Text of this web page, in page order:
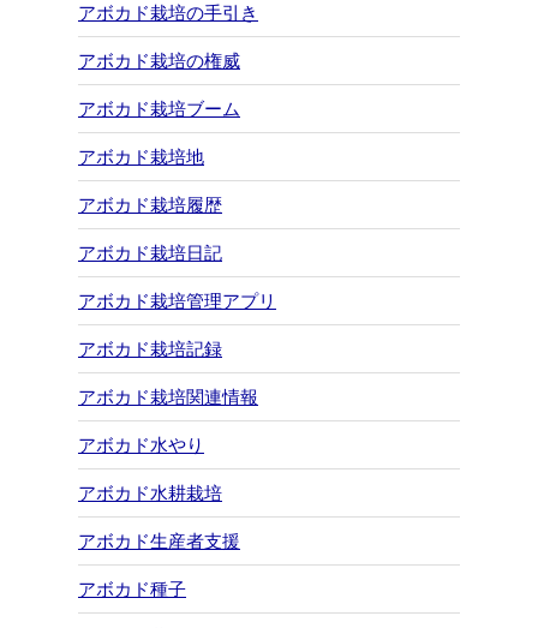
アボカド栽培の手引き
アボカド栽培の権威
アボカド栽培ブーム
アボカド栽培地
アボカド栽培履歴
アボカド栽培日記
アボカド栽培管理アプリ
アボカド栽培記録
アボカド栽培関連情報
アボカド水やり
アボカド水耕栽培
アボカド生産者支援
アボカド種子